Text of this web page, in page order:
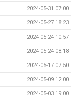
2024-05-31 07:00
2024-05-27 18:23
2024-05-24 10:57
2024-05-24 08:18
2024-05-17 07:50
2024-05-09 12:00
2024-05-03 19:00